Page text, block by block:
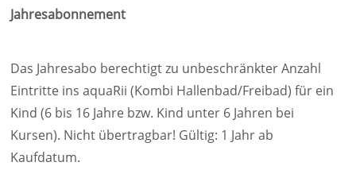
Jahresabonnement
Das Jahresabo berechtigt zu unbeschränkter Anzahl
Eintritte ins aquaRii (Kombi Hallenbad/Freibad) für ein
Kind (6 bis 16 Jahre bzw. Kind unter 6 Jahren bei
Kursen). Nicht übertragbar! Gültig: 1 Jahr ab
Kaufdatum.